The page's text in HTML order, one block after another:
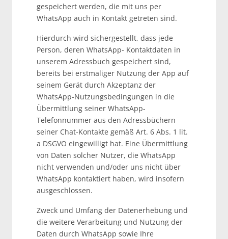
gespeichert werden, die mit uns per
WhatsApp auch in Kontakt getreten sind.
Hierdurch wird sichergestellt, dass jede
Person, deren WhatsApp- Kontaktdaten in
unserem Adressbuch gespeichert sind,
bereits bei erstmaliger Nutzung der App auf
seinem Gerät durch Akzeptanz der
WhatsApp-Nutzungsbedingungen in die
Übermittlung seiner WhatsApp-
Telefonnummer aus den Adressbüchern
seiner Chat-Kontakte gemäß Art. 6 Abs. 1 lit.
a DSGVO eingewilligt hat. Eine Übermittlung
von Daten solcher Nutzer, die WhatsApp
nicht verwenden und/oder uns nicht über
WhatsApp kontaktiert haben, wird insofern
ausgeschlossen.
Zweck und Umfang der Datenerhebung und
die weitere Verarbeitung und Nutzung der
Daten durch WhatsApp sowie Ihre